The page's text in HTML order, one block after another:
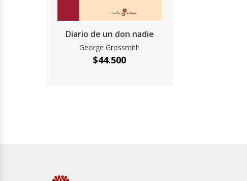
Diario de un don nadie
George Grossmith
$44.500